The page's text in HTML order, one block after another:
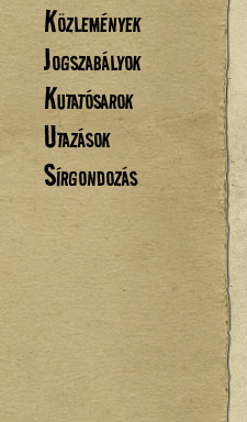
Közlemények
Jogszabályok
Kutatósarok
Utazások
Sírgondozás